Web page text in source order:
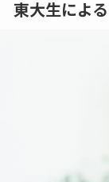
東大生によ